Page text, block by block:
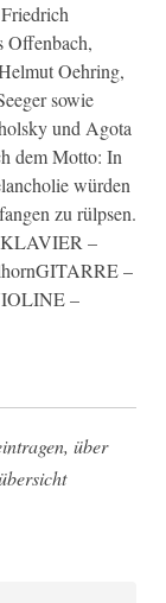
Offenbach,
Oehring,
sowie
und Agota
dem Motto: In
würden
zu rülpsen.
–
–
–
über